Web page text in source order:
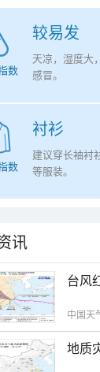
较易发
数
天凉，湿度大
感冒。
衬衫
数
建议穿长袖衬
等服装。
讯
台风
中国天
地质